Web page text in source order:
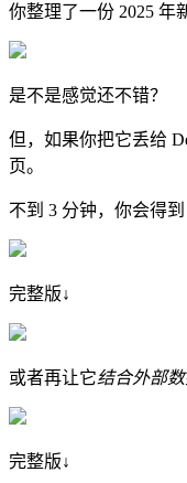
你整理了一份 2025 年
是不是感觉还不错？
但，如果你把它丢给
页。
不到 3 分钟，你会得到
完整版↓
或者再让它结合外部
完整版↓